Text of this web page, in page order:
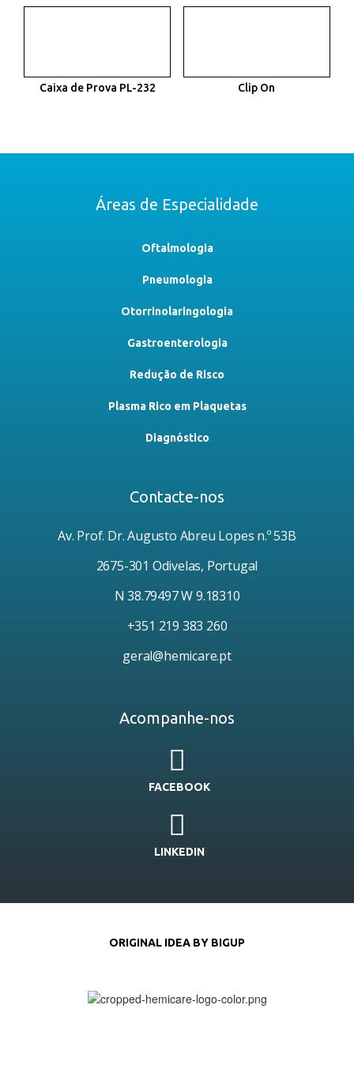
Caixa de Prova PL-232 Clip On
Áreas de Especialidade
Oftalmologia
Pneumologia
Otorrinolaringologia
Gastroenterologia
Redução de Risco
Plasma Rico em Plaquetas
Diagnóstico
Contacte-nos
Av. Prof. Dr. Augusto Abreu Lopes n.º 53B
2675-301 Odivelas, Portugal
N 38.79497 W 9.18310
+351 219 383 260
geral@hemicare.pt
Acompanhe-nos
FACEBOOK
LINKEDIN
ORIGINAL IDEA BY BIGUP